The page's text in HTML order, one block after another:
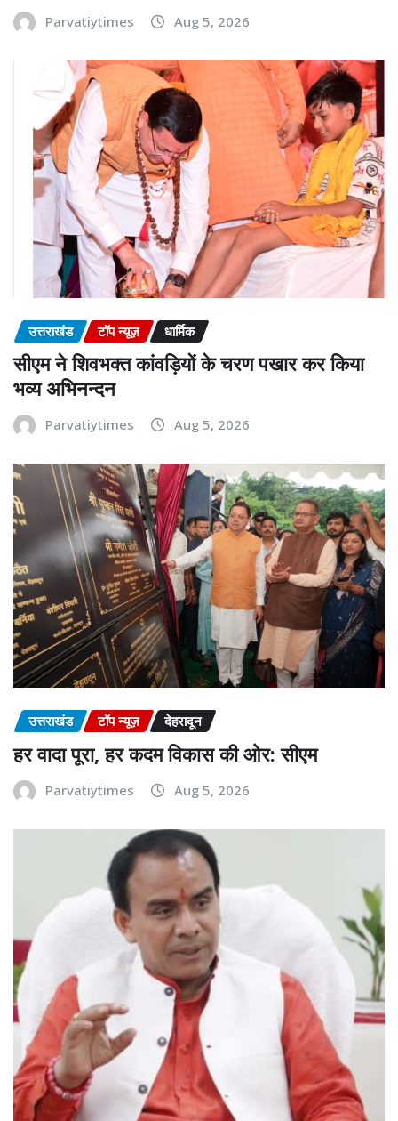
Parvatiytimes Aug 5, 2026
उत्तराखंड टॉप न्यूज़ धार्मिक
सीएम ने शिवभक्त कांवड़ियों के चरण पखार कर किया
भव्य अभिनन्दन
Parvatiytimes Aug 5, 2026
उत्तराखंड टॉप न्यूज़ देहरादून
हर वादा पूरा, हर कदम विकास की ओर: सीएम
Parvatiytimes Aug 5, 2026